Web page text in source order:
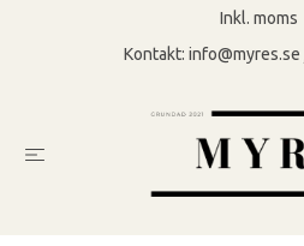
Inkl. moms
Kontakt: info@myres.se